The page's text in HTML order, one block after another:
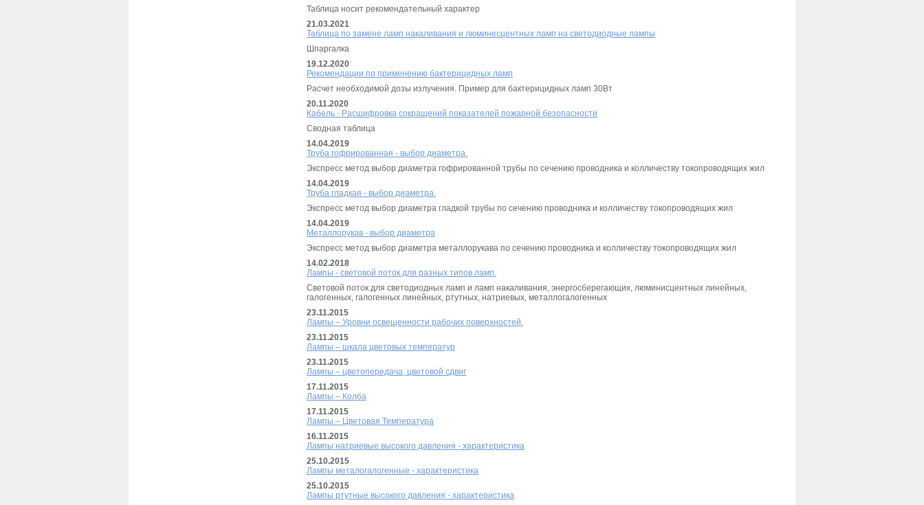
Таблица носит рекомендательный характер
21.03.2021
Таблица по замене ламп накаливания и люминесцентных ламп на светодиодные лампы
Шпаргалка
19.12.2020
Рекомендации по применению бактерицидных ламп
Расчет необходимой дозы излучения. Пример для бактерицидных ламп 30Вт
20.11.2020
Кабель - Расшифровка сокращений показателей пожарной безопасности
Сводная таблица
14.04.2019
Труба гофрированная - выбор диаметра.
Экспресс метод выбор диаметра гофрированной трубы по сечению проводника и колличеству токопроводящих жил
14.04.2019
Труба гладкая - выбор диаметра.
Экспресс метод выбор диаметра гладкой трубы по сечению проводника и колличеству токопроводящих жил
14.04.2019
Металлорукав - выбор диаметра
Экспресс метод выбор диаметра металлорукава по сечению проводника и колличеству токопроводящих жил
14.02.2018
Лампы - световой поток для разных типов ламп.
Световой поток для светодиодных ламп и ламп накаливания, энергосберегающих, люминисцентных линейных,
галогенных, галогенных линейных, ртутных, натриевых, металлогалогенных
23.11.2015
Лампы – Уровни освещенности рабочих поверхностей.
23.11.2015
Лампы – шкала цветовых температур
23.11.2015
Лампы – цветопередача, цветовой сдвиг
17.11.2015
Лампы – Колба
17.11.2015
Лампы – Цветовая Температура
16.11.2015
Лампы натриевые высокого давления - характеристика
25.10.2015
Лампы металогалогенные - характеристика
25.10.2015
Лампы ртутные высокого давления - характеристика